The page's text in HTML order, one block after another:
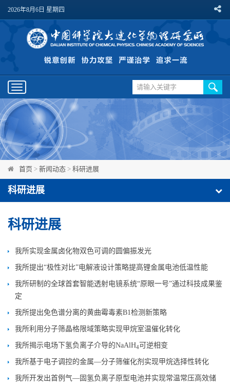
2026年8月6日 星期四
Toggle
navigation
首页 > 新闻动态 > 科研进展
科研进展
科研进展
我所实现金属卤化物双色可调的圆偏振发光
我所提出“极性对比”电解液设计策略提高锂金属电池低温性能
我所研制的全球首套智能透射电镜系统“原眼一号”通过科技成果鉴
定
我所提出免色谱分离的黄曲霉毒素B1检测新策略
我所利用分子筛晶格限域策略实现甲烷室温催化转化
我所揭示电场下氢负离子介导的NaAlH4可逆相变
我所基于电子调控的金属—分子筛催化剂实现甲烷选择性转化
我所开发出首例气—固氢负离子原型电池并实现常温常压高效储